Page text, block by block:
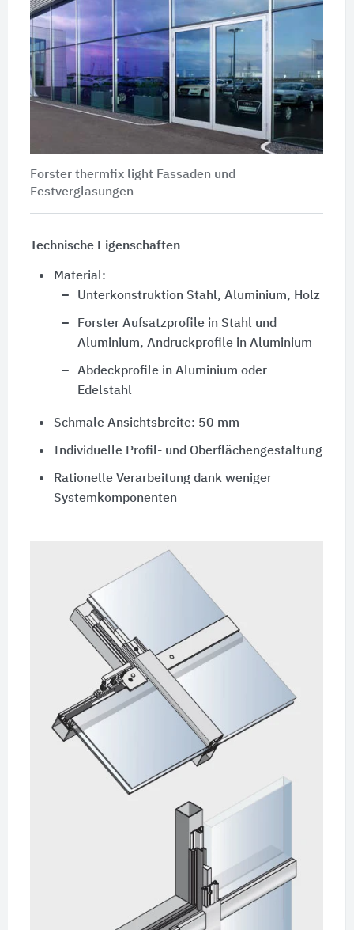
Forster thermfix light Fassaden und
Festverglasungen
Technische Eigenschaften
Material:
Unterkonstruktion Stahl, Aluminium, Holz
Forster Aufsatzprofile in Stahl und
Aluminium, Andruckprofile in Aluminium
Abdeckprofile in Aluminium oder
Edelstahl
Schmale Ansichtsbreite: 50 mm
Individuelle Profil- und Oberflächengestaltung
Rationelle Verarbeitung dank weniger
Systemkomponenten